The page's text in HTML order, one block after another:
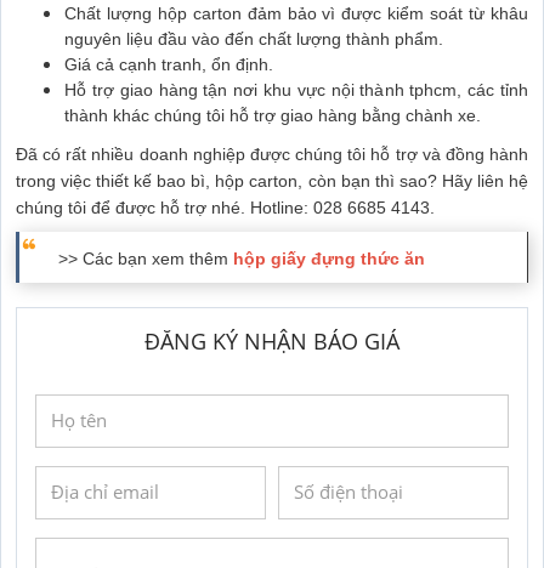
Chất lượng hộp carton đảm bảo vì được kiểm soát từ khâu
nguyên liệu đầu vào đến chất lượng thành phẩm.
Giá cả cạnh tranh, ổn định.
Hỗ trợ giao hàng tận nơi khu vực nội thành tphcm, các tỉnh
thành khác chúng tôi hỗ trợ giao hàng bằng chành xe.
Đã có rất nhiều doanh nghiệp được chúng tôi hỗ trợ và đồng hành
trong việc thiết kế bao bì, hộp carton, còn bạn thì sao? Hãy liên hệ
chúng tôi để được hỗ trợ nhé. Hotline: 028 6685 4143.
>> Các bạn xem thêm hộp giấy đựng thức ăn
ĐĂNG KÝ NHẬN BÁO GIÁ